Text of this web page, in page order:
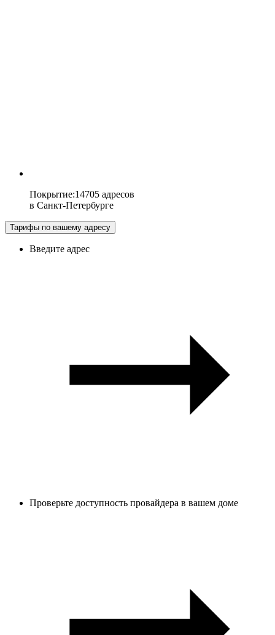
Покрытие:14705 адресов
в Санкт-Петербурге
Тарифы по вашему адресу
Введите адрес
Проверьте доступность провайдера в вашем доме